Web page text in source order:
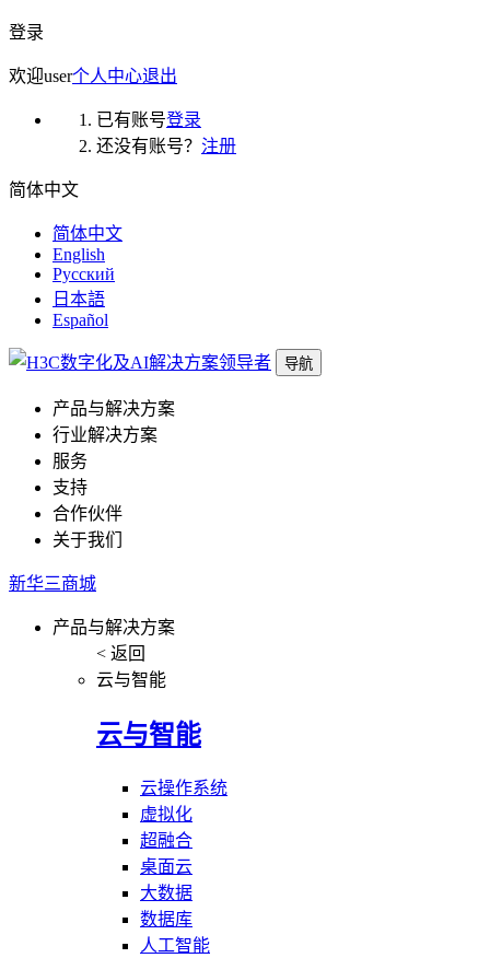
登录
欢迎user个人中心退出
已有账号登录
还没有账号？ 注册
简体中文
简体中文
English
Русский
日本語
Español
导航
产品与解决方案
行业解决方案
服务
支持
合作伙伴
关于我们
新华三商城
产品与解决方案
< 返回
云与智能
云与智能
云操作系统
虚拟化
超融合
桌面云
大数据
数据库
人工智能